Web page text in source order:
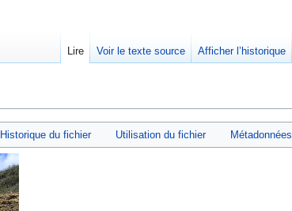
Historique du fichier Utilisation du fichier Métadonnées
Lire Voir le texte source Afficher l’historique